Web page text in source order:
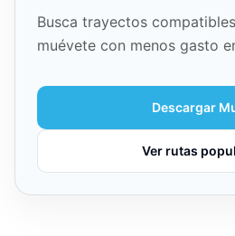
Busca trayectos
muévete con menos gasto
Descargar
Ver rutas